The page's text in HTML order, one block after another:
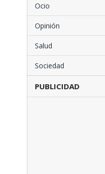
Ocio
Opinión
Salud
Sociedad
PUBLICIDAD